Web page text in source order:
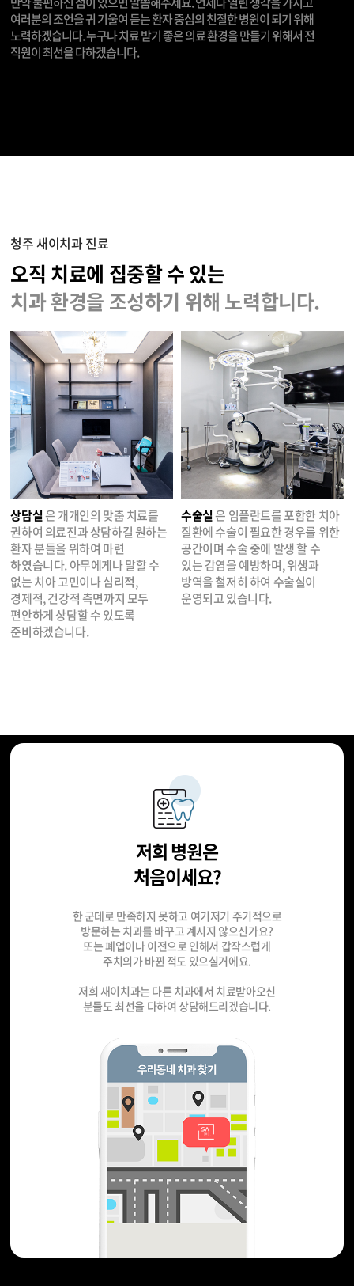
여러분의 조언을 귀 기울여 듣는 환자 중심의 친절한 병원이 되기 위해
노력하겠습니다. 누구나 치료 받기 좋은 의료 환경을 만들기 위해서 전
직원이 최선을 다하겠습니다.
청주 새이치과 진료
오직 치료에 집중할 수 있는
치과 환경을 조성하기 위해 노력합니다.
상담실은 개개인의 맞춤 치료를
권하여 의료진과 상담하길 원하는
환자 분들을 위하여 마련
하였습니다. 아무에게나 말할 수
없는 치아 고민이나 심리적,
경제적, 건강적 측면까지 모두
편안하게 상담할 수 있도록
준비하겠습니다.
수술실은 임플란트를 포함한 치아
질환에 수술이 필요한 경우를 위한
공간이며 수술 중에 발생 할 수
있는 감염을 예방하며, 위생과
방역을 철저히 하여 수술실이
운영되고 있습니다.
저희 병원은
처음이세요?
한 군데로 만족하지 못하고 여기저기 주기적으로
방문하는 치과를 바꾸고 계시지 않으신가요?
또는 폐업이나 이전으로 인해서 갑작스럽게
주치의가 바뀐 적도 있으실거에요.
저희 새이치과는 다른 치과에서 치료받아오신
분들도 최선을 다하여 상담해드리겠습니다.